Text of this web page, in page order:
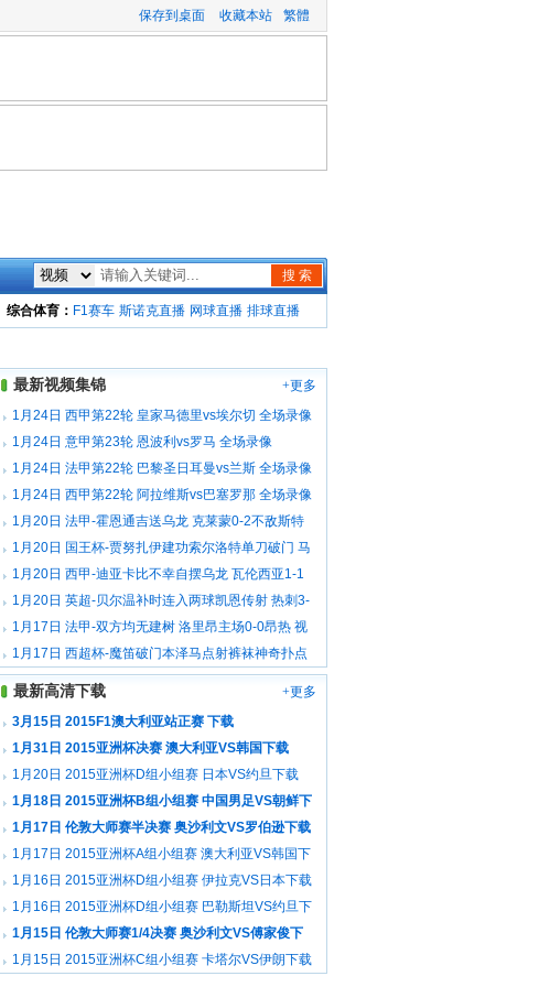
保存到桌面 收藏本站 繁體
搜 索
综合体育： F1赛车 斯诺克直播 网球直播 排球直播
最新视频集锦
+更多
1月24日 西甲第22轮 皇家马德里vs埃尔切 全场录像
1月24日 意甲第23轮 恩波利vs罗马 全场录像
1月24日 法甲第22轮 巴黎圣日耳曼vs兰斯 全场录像
1月24日 西甲第22轮 阿拉维斯vs巴塞罗那 全场录像
1月20日 法甲-霍恩通吉送乌龙 克莱蒙0-2不敌斯特
拉斯堡 视频集锦
1月20日 国王杯-贾努扎伊建功索尔洛特单刀破门 马
竞客场0-2皇家社会出局 视频集锦
1月20日 西甲-迪亚卡比不幸自摆乌龙 瓦伦西亚1-1
平塞维利亚 视频集锦
1月20日 英超-贝尔温补时连入两球凯恩传射 热刺3-
2神奇逆转莱斯特 视频集锦
1月17日 法甲-双方均无建树 洛里昂主场0-0昂热 视
频集锦
1月17日 西超杯-魔笛破门本泽马点射裤袜神奇扑点
皇马2-0毕巴夺冠 视频集锦
最新高清下载
+更多
3月15日 2015F1澳大利亚站正赛 下载
1月31日 2015亚洲杯决赛 澳大利亚VS韩国下载
1月20日 2015亚洲杯D组小组赛 日本VS约旦下载
1月18日 2015亚洲杯B组小组赛 中国男足VS朝鲜下
载1月17日 伦敦大师赛半决赛 奥沙利文VS罗伯逊下载
1月17日 2015亚洲杯A组小组赛 澳大利亚VS韩国下
载1月16日 2015亚洲杯D组小组赛 伊拉克VS日本下载
1月16日 2015亚洲杯D组小组赛 巴勒斯坦VS约旦下
载1月15日 伦敦大师赛1/4决赛 奥沙利文VS傅家俊下
载1月15日 2015亚洲杯C组小组赛 卡塔尔VS伊朗下载